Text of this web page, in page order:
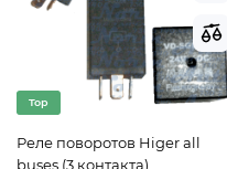
Top
Реле поворотов Higer all
buses (3 контакта)